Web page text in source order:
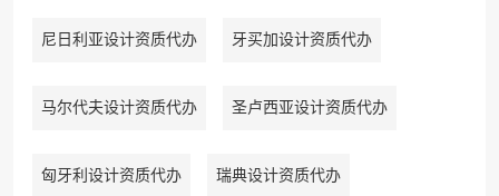
尼日利亚设计资质代办 牙买加设计资质代办
马尔代夫设计资质代办 圣卢西亚设计资质代办
匈牙利设计资质代办 瑞典设计资质代办